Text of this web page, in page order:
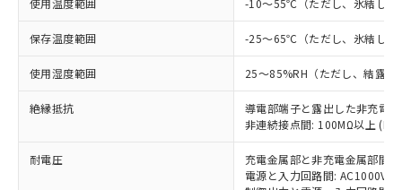
使用温度範囲 -10～55℃（ただし、氷結しな
保存温度範囲 -25～65℃（ただし、氷結しな
使用湿度範囲 25～85%RH（ただし、結露の
絶縁抵抗
導電部端子と露出した非充電
非連続接点間: 100MΩ以上
耐電圧
充電金属部と非充電金属部間:
電源と入力回路間: AC1000V
当社制御機器事業取扱商品の中には、
本サービスの対象外となる商品もある
ことをご了承ください。
在庫状況および標準価格照会結果は、
記載している更新日時点での社内デー
タに基づき作成されるものであり、閲
覧された時点での実際の在庫および標
準価格とは異なる場合があることをご
非該当品：ライセンス料など無形物で、有
害物質有無と関係のない商品です。
仕入先様の事情により、非含有部品として
いたものが、含有品と判明した場合などや
むを得ず変更することがあります。
*EU RoHS指令（10物質）：
鉛(Pb) 1000ppm以下、 水銀(Hg) 1000ppm以下、 カド
六価クロム(Cr(Ⅵ)) 1000ppm以下、ポリ臭化ビフェニル
類(PBB) 1000ppm以下、ポリ臭化ジフェニルエーテル類
(PBDE) 1000ppm以下、フタル酸ビス(2-エチルヘキシ
基準値以下であることを示します。
「×」：最大均質材料含有率が中国RoHSの
基準値を超えていることを示します。
「－」：未確認です。当社販売部門へお問
*中国RoHS10物質の基準値 (GB/T26572)：
Cr(Ⅵ)(六価クロム) : 1000ppm、 PBBs(ポリ臭化ビフェ
当社は、これら貴社製品のうち、外国
（以下｢規制貨物等」という）を輸出
または国外への提供する場合は、日本
国政府の輸出許可(または役務取引許
可)を取得するなどの必要な手続きを